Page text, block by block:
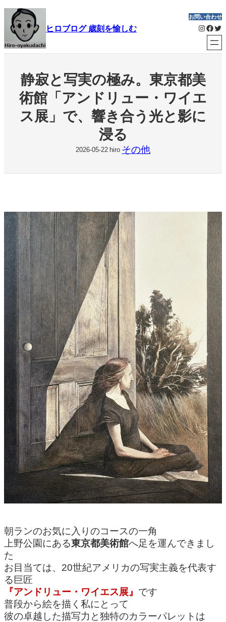
内
容
を
ス
ヒロブログ 歳刻を愉しむ
お問い合わせ
Instagram Facebook Twitter
静寂と写実の極み。東京都美
術館「アンドリュー・ワイエ
ス展」で、響き合う光と影に
浸る
2026-05-22 hiro その他
朝ランのお気に入りのコースの一角
上野公園にある東京都美術館へ足を運んできまし
た
お目当ては、20世紀アメリカの写実主義を代表す
る巨匠
『アンドリュー・ワイエス展』 です
普段から絵を描く私にとって
彼の卓越した描写力と独特のカラーパレットは